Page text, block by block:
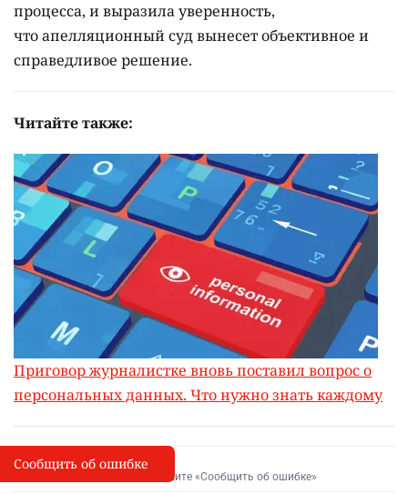
процесса, и выразила уверенность,
что апелляционный суд вынесет объективное и
справедливое решение.
Читайте также:
Приговор журналистке вновь поставил вопрос о
персональных данных. Что нужно знать каждому
I
Сообщить об опечатке
Выделите фрагмент и нажмите «Сообщить об ошибке»
Сообщить об ошибке